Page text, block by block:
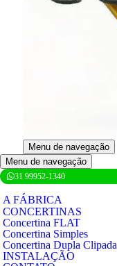
Menu de navegação
Menu de navegação
31 99952-1340
A FÁBRICA
CONCERTINAS
Concertina FLAT
Concertina Simples
Concertina Dupla Clipada
INSTALAÇÃO